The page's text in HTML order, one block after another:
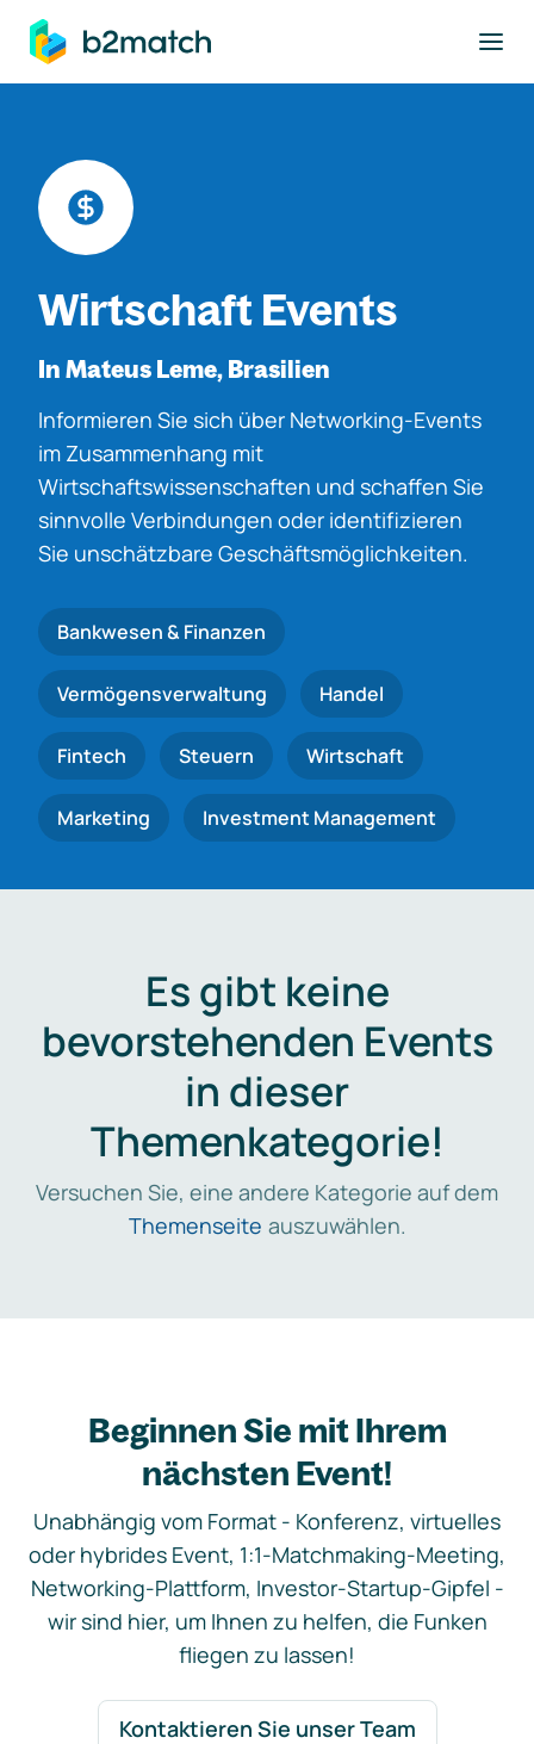
springen
Wirtschaft Events
In Mateus Leme, Brasilien
Informieren Sie sich über Networking-Events
im Zusammenhang mit
Wirtschaftswissenschaften und schaffen Sie
sinnvolle Verbindungen oder identifizieren
Sie unschätzbare Geschäftsmöglichkeiten.
Bankwesen & Finanzen
Vermögensverwaltung Handel
Fintech Steuern Wirtschaft
Marketing Investment Management
Es gibt keine
bevorstehenden Events
in dieser
Themenkategorie!
Versuchen Sie, eine andere Kategorie auf dem
Themenseite auszuwählen.
Beginnen Sie mit Ihrem
nächsten Event!
Unabhängig vom Format - Konferenz, virtuelles
oder hybrides Event, 1:1-Matchmaking-Meeting,
Networking-Plattform, Investor-Startup-Gipfel -
wir sind hier, um Ihnen zu helfen, die Funken
fliegen zu lassen!
Kontaktieren Sie unser Team